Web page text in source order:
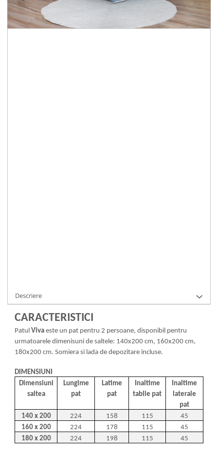
Descriere
CARACTERISTICI
Patul Viva este un pat pentru 2 persoane, disponibil pentru
urmatoarele dimenisuni de saltele: 140x200 cm, 160x200 cm,
180x200 cm. Somiera si lada de depozitare incluse.
DIMENSIUNI
Dimensiuni
saltea
Lungime
pat
Latime
pat
Inaltime
tablie pat
Inaltime
laterale
pat
140 x 200
224 158 115
45
160 x 200
224 178 115
45
180 x 200
224 198 115 45